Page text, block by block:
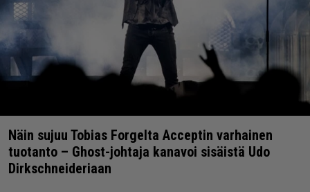
Näin sujuu Tobias Forgelta Acceptin varhainen
tuotanto – Ghost-johtaja kanavoi sisäistä Udo
Dirkschneideriaan